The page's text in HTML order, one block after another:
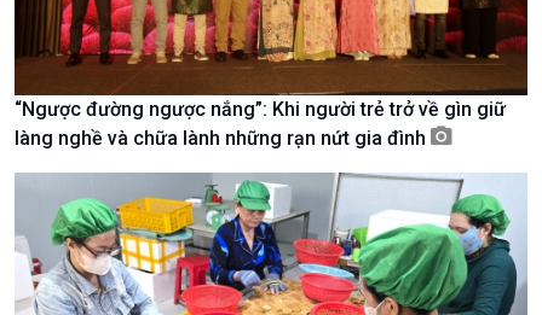
Kinh tế
Tin Kinh tế
Trước giờ mở cửa
Khởi nghiệp
Tuyên chiến với gian lận
thương mại
Nông nghiệp & Biển đảo
Tin Nông nghiệp & Biển
đảo
Biển đảo Việt Nam
Tâm tình biên giới và hải
đảo
Tìm hiểu biển, đảo Việt
Nam
“Ngược đường ngược nắng”: Khi người trẻ trở về gìn giữ
làng nghề và chữa lành những rạn nứt gia đình